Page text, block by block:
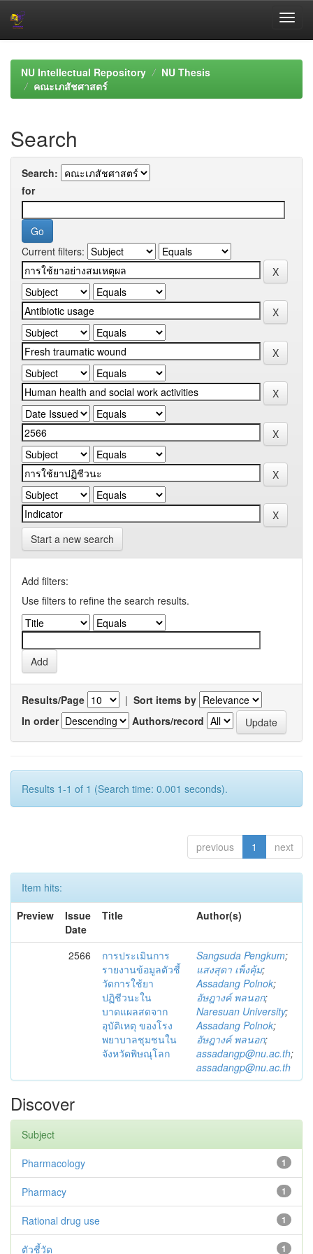
navigationNU Intellectual Repository
NU Thesis
คณะเภสัชศาสตร์
Search
Search:
for
Current filters:
Start a new search
Add filters:
Use filters to refine the search results.
Results/Page | Sort items by
In order
Authors/record
Results 1-1 of 1 (Search time: 0.001 seconds).
previous 1 next
Item hits:
Preview
Issue
Date
Title Author(s)
2566
การประเมินการ
รายงานข้อมูลตัวชี้
วัดการใช้ยา
ปฏิชีวนะใน
บาดแผลสดจาก
อุบัติเหตุ ของโรง
พยาบาลชุมชนใน
จังหวัดพิษณุโลก
Sangsuda Pengkum;
แสงสุดา เพ็งคุ้ม;
Assadang Polnok;
อัษฎางค์ พลนอก;
Naresuan University;
Assadang Polnok;
อัษฎางค์ พลนอก;
assadangp@nu.ac.th;
assadangp@nu.ac.th
Discover
Subject
1
Pharmacology
1
Pharmacy
1
Rational drug use
1
ตัวชี้วัด